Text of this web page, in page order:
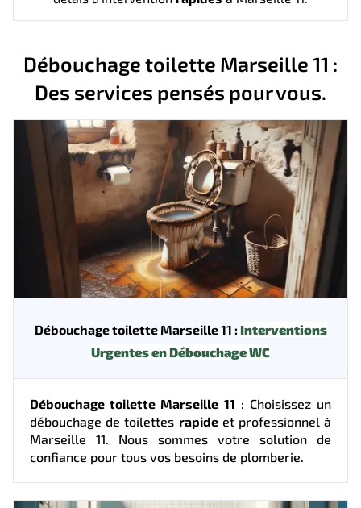
Débouchage toilette Marseille 11 :
Des services pensés pour vous.
Débouchage toilette Marseille 11 : Interventions
Urgentes en Débouchage WC
Débouchage toilette Marseille 11 : Choisissez un
débouchage de toilettes rapideet professionnel à
Marseille 11. Nous sommes votre solution de
confiance pour tous vos besoins de plomberie.